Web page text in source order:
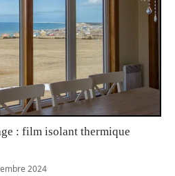
: film isolant thermique
2024